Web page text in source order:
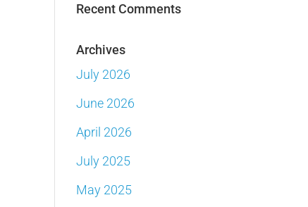
Recent Comments
Archives
July 2026
June 2026
April 2026
July 2025
May 2025